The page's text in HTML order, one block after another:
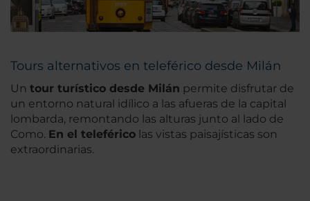
Tours alternativos en teleférico desde Milán
Un tour turístico desde Milán permite disfrutar de
un entorno natural idílico a las afueras de la capital
lombarda, remontando las alturas junto al lado de
Como. En el teleférico las vistas paisajísticas son
extraordinarias.